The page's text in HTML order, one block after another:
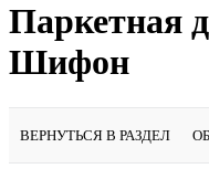
Паркетная
Шифон
ВЕРНУТЬСЯ В РАЗДЕЛ